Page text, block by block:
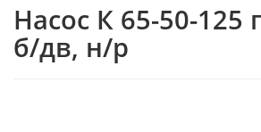
Насос К 65-50-125
б/дв, н/р